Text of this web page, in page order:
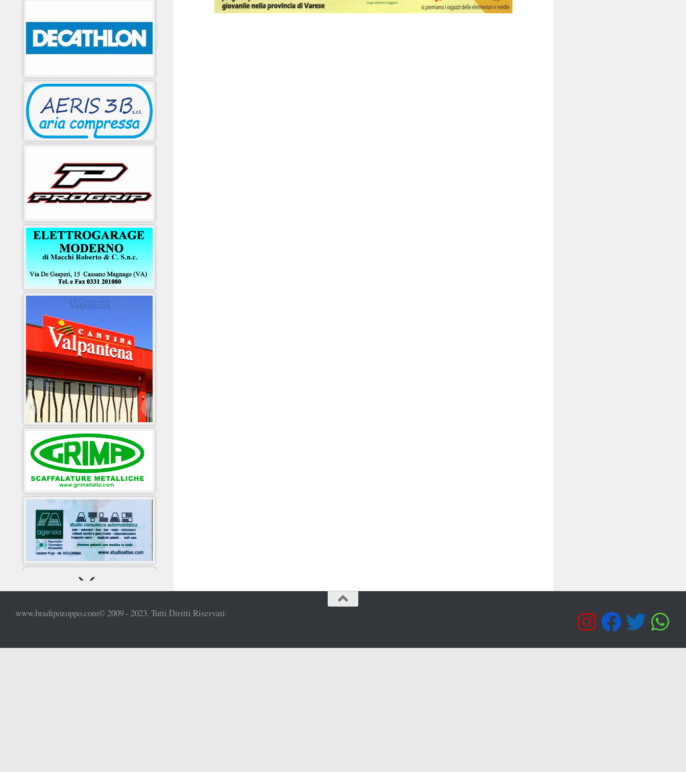
www.bradipozoppo.com© 2009 - 2023. Tutti Diritti Riservati.